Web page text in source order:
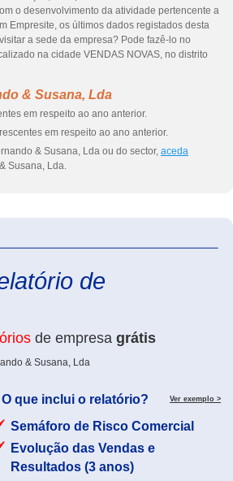
o desenvolvimento da atividade pertencente a
Empresite, os últimos dados registados desta
a sede da empresa? Pode fazê-lo no
na cidade VENDAS NOVAS, no distrito
& Susana, Lda
em respeito ao ano anterior.
em respeito ao ano anterior.
& Susana, Lda ou do sector, aceda
Susana, Lda.
de
de empresa grátis
& Susana, Lda
O que inclui o relatório? Ver exemplo >
Semáforo de Risco Comercial
Evolução das Vendas e
Resultados (3 anos)